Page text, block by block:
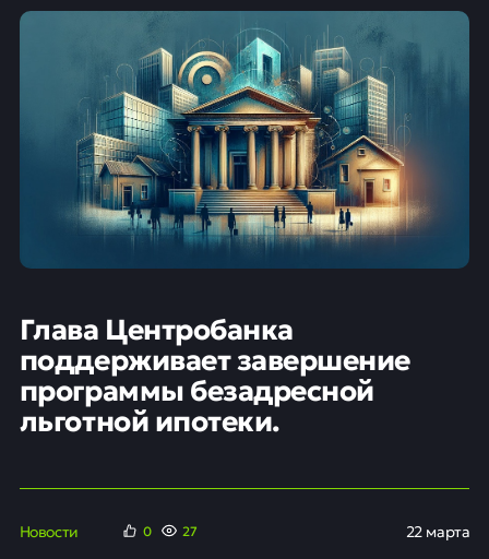
Глава Центробанка
поддерживает завершение
программы безадресной
льготной ипотеки.
Новости 0 27 22 марта